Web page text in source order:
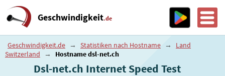
Geschwindigkeit.de
Geschwindigkeit.de → Statistiken nach Hostname →
Land
Switzerland
→ Hostname dsl-net.ch
Dsl-net.ch Internet Speed ​​Test